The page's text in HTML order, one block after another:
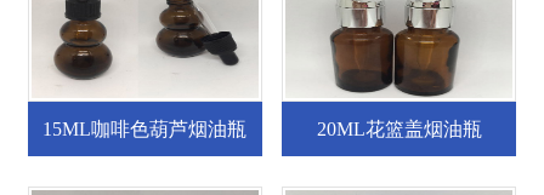
15ML咖啡色葫芦烟油瓶 20ML花篮盖烟油瓶